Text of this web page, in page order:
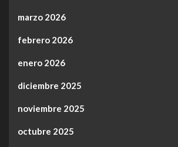
marzo 2026
febrero 2026
enero 2026
diciembre 2025
noviembre 2025
octubre 2025